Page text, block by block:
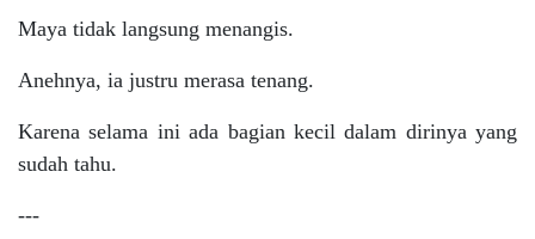
Maya tidak langsung menangis.
Anehnya, ia justru merasa tenang.
Karena selama ini ada bagian kecil dalam dirinya yang
sudah tahu.
---